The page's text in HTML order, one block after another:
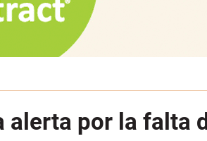
alerta por la falta